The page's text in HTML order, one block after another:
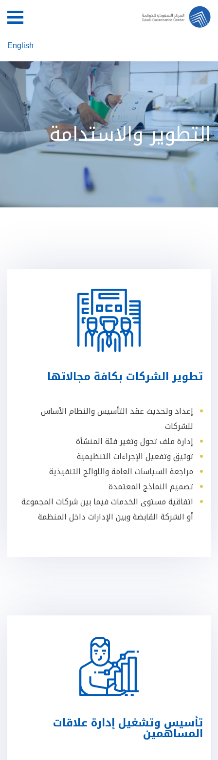
English
التطوير والاستدامة
تطوير الشركات بكافة مجالاتها
إعداد وتحديث عقد التأسيس والنظام الأساس
للشركات
إدارة ملف تحول وتغير فئة المنشأة
توثيق وتفعيل الإجراءات التنظيمية
مراجعة السياسات العامة واللوائح التنفيذية
تصميم النماذج المعتمدة
اتفاقية مستوى الخدمات فيما بين شركات المجموعة
أو الشركة القابضة وبين الإدارات داخل المنظمة
تأسيس وتشغيل إدارة علاقات
المساهمين